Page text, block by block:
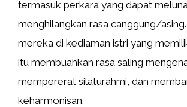
termasuk perkara yang dapat
menghilangkan rasa canggung/
mereka di kediaman istri yang
itu membuahkan rasa saling
mempererat silaturahmi, dan
keharmonisan.